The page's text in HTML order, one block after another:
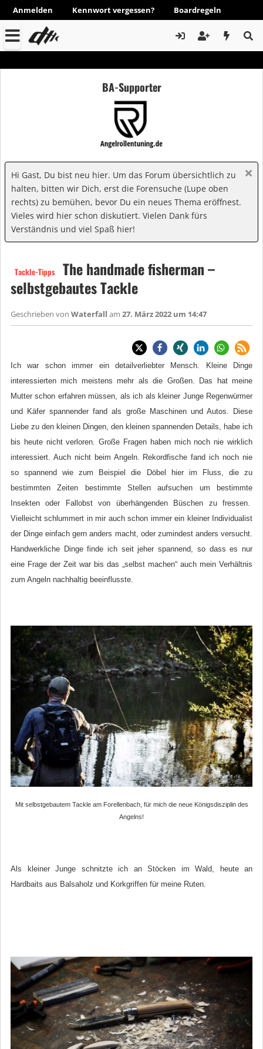
Anmelden Kennwort vergessen? Boardregeln
BA-Supporter
Hi Gast, Du bist neu hier. Um das Forum übersichtlich zu
halten, bitten wir Dich, erst die Forensuche (Lupe oben
rechts) zu bemühen, bevor Du ein neues Thema eröffnest.
Vieles wird hier schon diskutiert. Vielen Dank fürs
Verständnis und viel Spaß hier!
Tackle-Tipps
The handmade fisherman –
selbstgebautes Tackle
Geschrieben von Waterfall am 27. März 2022 um 14:47
Ich war schon immer ein detailverliebter Mensch. Kleine Dinge
interessierten mich meistens mehr als die Großen. Das hat meine
Mutter schon erfahren müssen, als ich als kleiner Junge Regenwürmer
und Käfer spannender fand als große Maschinen und Autos. Diese
Liebe zu den kleinen Dingen, den kleinen spannenden Details, habe ich
bis heute nicht verloren. Große Fragen haben mich noch nie wirklich
interessiert. Auch nicht beim Angeln. Rekordfische fand ich noch nie
so spannend wie zum Beispiel die Döbel hier im Fluss, die zu
bestimmten Zeiten bestimmte Stellen aufsuchen um bestimmte
Insekten oder Fallobst von überhängenden Büschen zu fressen.
Vielleicht schlummert in mir auch schon immer ein kleiner Individualist
der Dinge einfach gern anders macht, oder zumindest anders versucht.
Handwerkliche Dinge finde ich seit jeher spannend, so dass es nur
eine Frage der Zeit war bis das „selbst machen“ auch mein Verhältnis
zum Angeln nachhaltig beeinflusste.
Mit selbstgebautem Tackle am Forellenbach, für mich die neue Königsdisziplin des
Angelns!
Als kleiner Junge schnitzte ich an Stöcken im Wald, heute an
Hardbaits aus Balsaholz und Korkgriffen für meine Ruten.